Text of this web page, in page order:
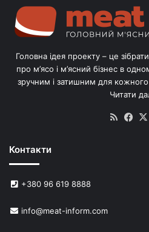
е
й
У
р
Головна ідея проекту – це
про м’ясо і м’ясний бізнес в
зручним і затишним для кожного
Читати
RSS
Контакти
+380 96 619 8888
info@meat-inform.com